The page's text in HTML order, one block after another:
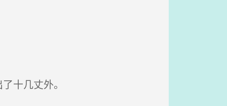
十几丈外。